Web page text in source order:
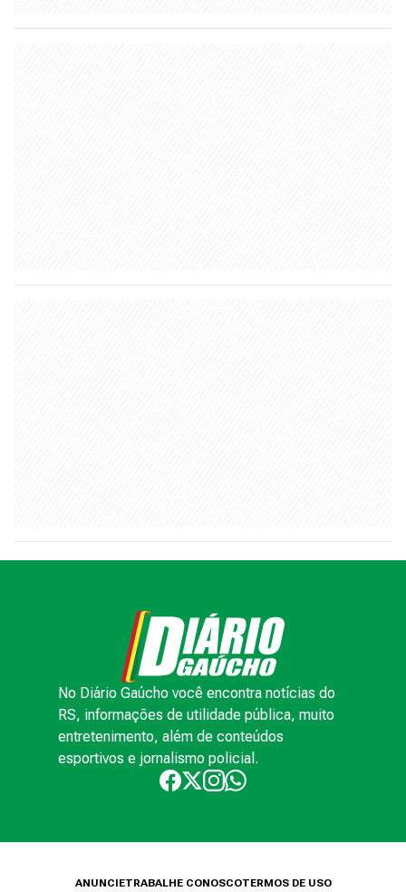
No Diário Gaúcho você encontra notícias do
RS, informações de utilidade pública, muito
entretenimento, além de conteúdos
esportivos e jornalismo policial.
ANUNCIETRABALHE CONOSCOTERMOS DE USO